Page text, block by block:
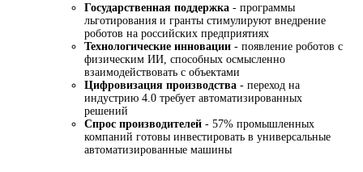
Государственная поддержка - программы
льготирования и гранты стимулируют внедрение
роботов на российских предприятиях
Технологические инновации - появление роботов с
физическим ИИ, способных осмысленно
взаимодействовать с объектами
Цифровизация производства - переход на
индустрию 4.0 требует автоматизированных
решений
Спрос производителей - 57% промышленных
компаний готовы инвестировать в универсальные
автоматизированные машины